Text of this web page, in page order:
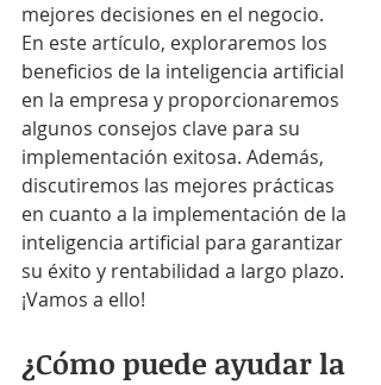
mejores decisiones en el negocio.
En este artículo, exploraremos los
beneficios de la inteligencia artificial
en la empresa y proporcionaremos
algunos consejos clave para su
implementación exitosa. Además,
discutiremos las mejores prácticas
en cuanto a la implementación de la
inteligencia artificial para garantizar
su éxito y rentabilidad a largo plazo.
¡Vamos a ello!
¿Cómo puede ayudar la